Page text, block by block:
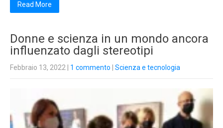
Read More
Donne e scienza in un mondo ancora
influenzato dagli stereotipi
Febbraio 13, 2022 1 commento Scienza e tecnologia